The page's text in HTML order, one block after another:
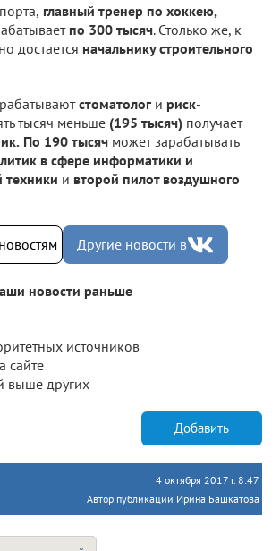
главный тренер по хоккею,
по 300 тысяч. Столько же, к
достается начальнику строительного
стоматолог и риск-
тысяч меньше (195 тысяч) получает
По 190 тысяч может зарабатывать
в сфере информатики и
техники и второй пилот воздушного
Другие новости в
новости раньше
источников
сайте
выше других
Добавить
4 октября 2017 г. 8:47
Автор публикации Ирина Башкатова